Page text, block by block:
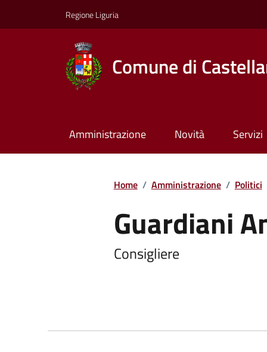
Regione Liguria
Comune di
Amministrazione Novità Servizi
Home / Amministrazione / Politici
Guardiani
Consigliere